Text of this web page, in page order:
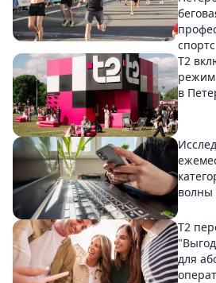
Т2
в
волны
Т2
для